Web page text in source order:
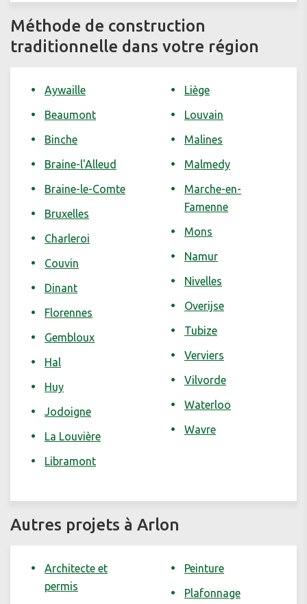
Méthode de construction
traditionnelle dans votre région
Aywaille
Beaumont
Binche
Braine-l'Alleud
Braine-le-Comte
Bruxelles
Charleroi
Couvin
Dinant
Florennes
Gembloux
Hal
Huy
Jodoigne
La Louvière
Libramont
Liège
Louvain
Malines
Malmedy
Marche-en-
Famenne
Mons
Namur
Nivelles
Overijse
Tubize
Verviers
Vilvorde
Waterloo
Wavre
Autres projets à Arlon
Architecte et
permis
Peinture
Plafonnage